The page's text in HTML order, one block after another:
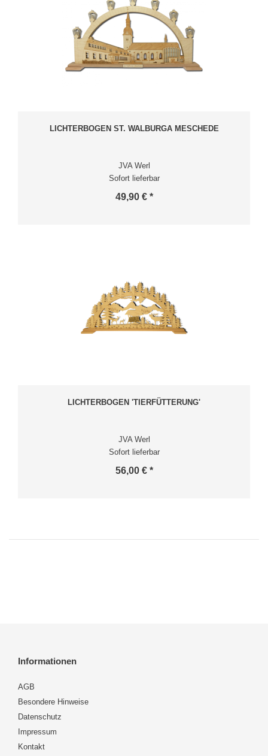
LICHTERBOGEN ST. WALBURGA MESCHEDE
JVA Werl
Sofort lieferbar
49,90 € *
LICHTERBOGEN 'TIERFÜTTERUNG'
JVA Werl
Sofort lieferbar
56,00 € *
Informationen
AGB
Besondere Hinweise
Datenschutz
Impressum
Kontakt